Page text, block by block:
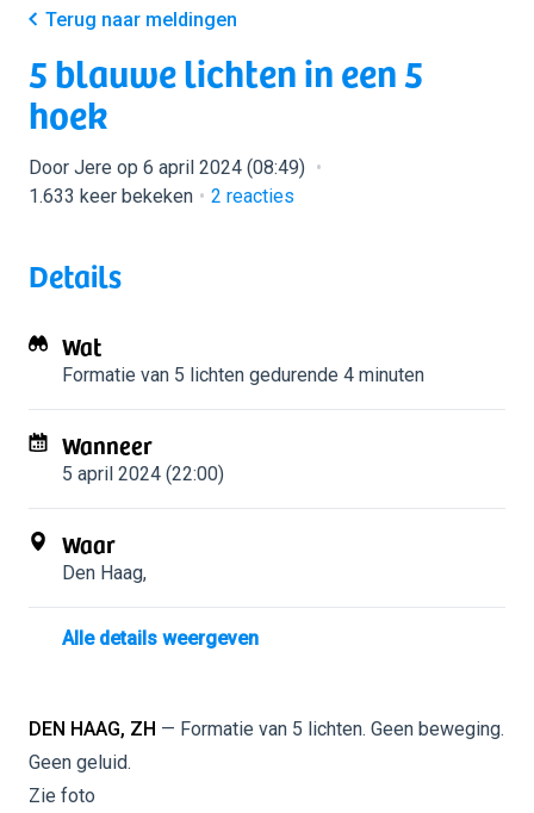
Terug naar meldingen
5 blauwe lichten in een 5
hoek
Door Jere op 6 april 2024 (08:49)
1.633 keer bekeken
2 reacties
Details
Wat
Formatie van 5 lichten gedurende 4 minuten
Wanneer
5 april 2024 (22:00)
Waar
Den Haag,
Alle details weergeven
DEN HAAG, ZH — Formatie van 5 lichten. Geen beweging.
Geen geluid.
Zie foto